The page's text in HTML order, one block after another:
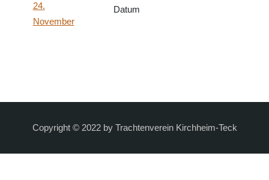
24.
November
Datum
Copyright © 2022 by Trachtenverein Kirchheim-Teck